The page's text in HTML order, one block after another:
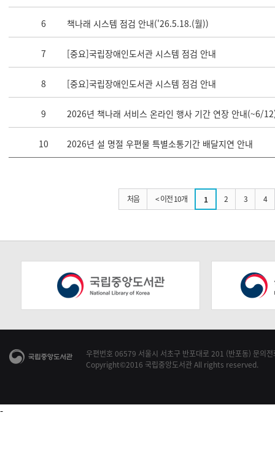
6 책나래 시스템 점검 안내('26.5.18.(월))
7 [중요]국립장애인도서관 시스템 점검 안내
8 [중요]국립장애인도서관 시스템 점검 안내
9 2026년 책나래 서비스 온라인 행사 기간 연장 안내(~6/
10 2026년 설 명절 우편물 특별소통기간 배달지연 안내
처음 < 이전 10개 1 2 3 4
우편번호 06579 서울시 서초구 반포대로 201 (반포동) 문
Copyright©2016 국립중앙도서관 All rights reserved.
-